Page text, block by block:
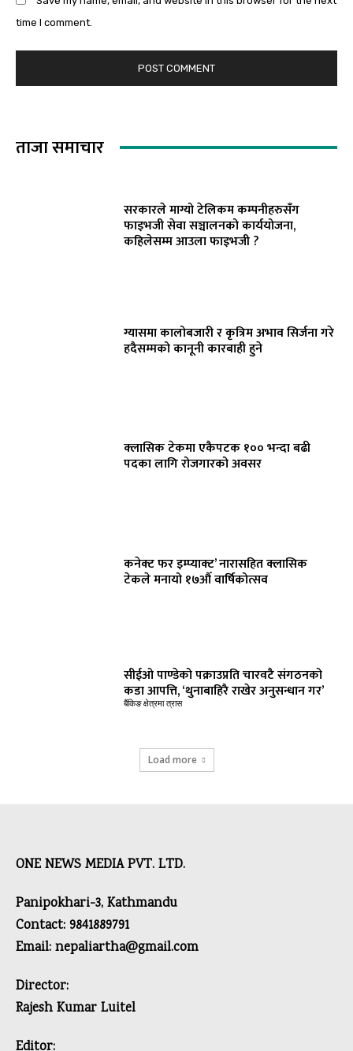
time I comment.
ताजा समाचार
सरकारले माग्यो टेलिकम कम्पनीहरुसँग
फाइभजी सेवा सञ्चालनको कार्ययोजना,
कहिलेसम्म आउला फाइभजी ?
ग्यासमा कालोबजारी र कृत्रिम अभाव सिर्जना गरे
हदैसम्मको कानूनी कारबाही हुने
क्लासिक टेकमा एकैपटक १०० भन्दा बढी
पदका लागि रोजगारको अवसर
कनेक्ट फर इम्प्याक्ट’ नारासहित क्लासिक
टेकले मनायो १७औँ वार्षिकोत्सव
सीईओ पाण्डेको पक्राउप्रति चारवटै संगठनको
कडा आपत्ति, ‘थुनाबाहिरै राखेर अनुसन्धान गर’
बैंकिङ क्षेत्रमा त्रास
Load more
ONE NEWS MEDIA PVT. LTD.
Panipokhari-3, Kathmandu
Contact: 9841889791
Email: nepaliartha@gmail.com
Director:
Rajesh Kumar Luitel